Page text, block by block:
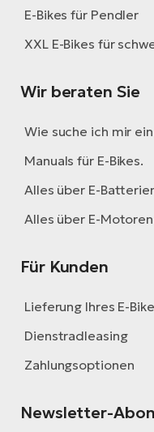
E-Bikes für Pendler
XXL E-Bikes für
Wir beraten Sie
Wie suche ich mir ein
Manuals für E-Bikes.
Alles über E-
Alles über E-Motoren
Für Kunden
Lieferung Ihres E-
Dienstradleasing
Zahlungsoptionen
Newsletter-